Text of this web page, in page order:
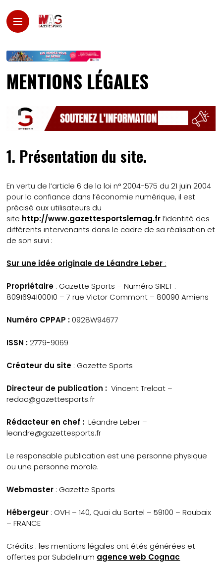
MENTIONS LÉGALES
1. Présentation du site.
En vertu de l’article 6 de la loi n° 2004-575 du 21 juin 2004
pour la confiance dans l’économie numérique, il est
précisé aux utilisateurs du
site http://www.gazettesportslemag.frl’identité des
différents intervenants dans le cadre de sa réalisation et
de son suivi :
Sur une idée originale de Léandre Leber :
Propriétaire : Gazette Sports – Numéro SIRET :
8091694100010 – 7 rue Victor Commont – 80090 Amiens
Numéro CPPAP :0928W94677
ISSN :2779-9069
Créateur du site : Gazette Sports
Directeur de publication : Vincent Trelcat –
redac@gazettesports.fr
Rédacteur en chef : Léandre Leber –
leandre@gazettesports.fr
Le responsable publication est une personne physique
ou une personne morale.
Webmaster : Gazette Sports
Hébergeur : OVH – 140, Quai du Sartel – 59100 – Roubaix
– FRANCE
Crédits : les mentions légales ont étés générées et
offertes par Subdelirium agence web Cognac